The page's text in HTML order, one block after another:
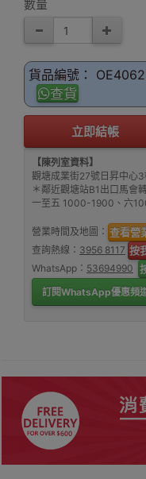
數量
貨品編號：
查貨
立即結帳
【陳列室資料】
觀塘成業街27號日昇中心
＊鄰近觀塘站B1出口馬會
一至五 1000-1900、六
營業時間及地圖： 查看營
查詢熱線： 3956 8117 按
WhatsApp： 53694990
訂閱WhatsApp優惠頻